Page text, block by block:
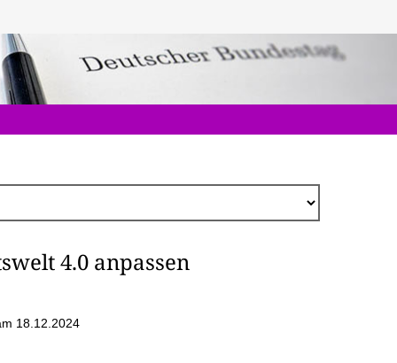
4.0 anpassen
18.12.2024